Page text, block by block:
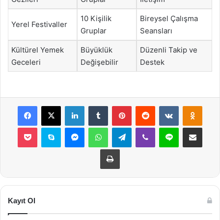
Yerel Festivaller
10 Kişilik
Gruplar
Bireysel Çalışma
Seansları
Kültürel Yemek
Geceleri
Büyüklük
Değişebilir
Düzenli Takip ve
Destek
Facebook
X LinkedInTumblr PinterestReddit VKontakte
Pocket Skype MessengerWhatsAppTelegramViber Line E-Posta ile
Yazdır
Kayıt Ol